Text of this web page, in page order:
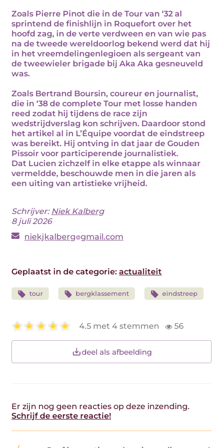
Zoals Pierre Pinot die in de Tour van ‘32 al
sprintend de finishlijn in Roquefort over het
hoofd zag, in de verte verdween en van wie pas
na de tweede wereldoorlog bekend werd dat hij
in het vreemdelingenlegioen als sergeant van
de tweewieler brigade bij Aka Aka gesneuveld
was.
Zoals Bertrand Boursin, coureur en journalist,
die in ‘38 de complete Tour met losse handen
reed zodat hij tijdens de race zijn
wedstrijdverslag kon schrijven. Daardoor stond
het artikel al in L’Équipe voordat de eindstreep
was bereikt. Hij ontving in dat jaar de Gouden
Pissoir voor participerende journalistiek.
Dat Lucien zichzelf in elke etappe als winnaar
vermeldde, beschouwde men in die jaren als
een uiting van artistieke vrijheid.
Schrijver: Niek Kalberg
8 juli 2026
niekjkalberg gmail.com
Geplaatst in de categorie: actualiteit
tour bergklassement eindstreep
4.5 met 4 stemmen 56
deel als afbeelding
Er zijn nog geen reacties op deze inzending.
Schrijf de eerste reactie!